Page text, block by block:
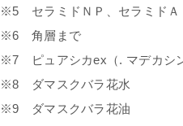
※5 セラミドＮＰ、セラミドＡ
※6 角層まで
※7 ピュアシカex（. マデカシ
※8 ダマスクバラ花水
※9 ダマスクバラ花油